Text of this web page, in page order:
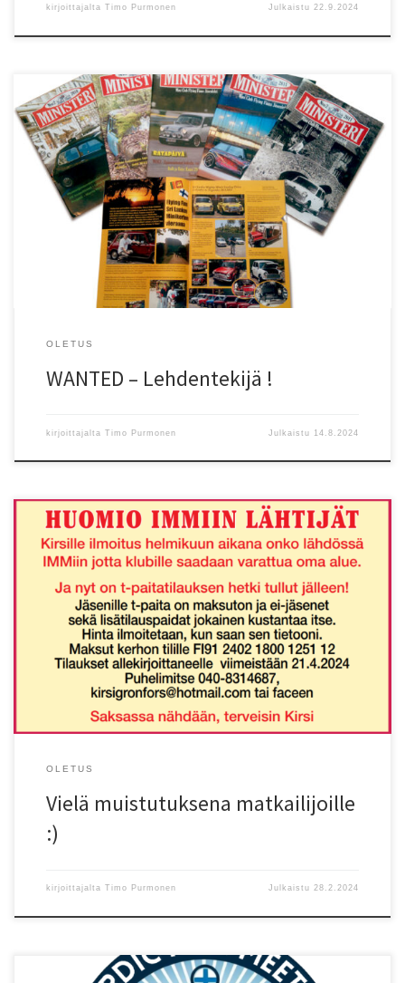
kirjoittajalta Timo Purmonen Julkaistu22.9.2024
Haetaan taittajaa Ministeriin! Etsimme innokasta ja osaavaa (tai
oppikykyistä) taittavaa klubimme lehteen. Tehtäviisi kuuluu
pääasiallisesti lehden sisällön taitto, mutta muitakin asioita voi
ottaa hoidettavakseen lehden osalta. Edellytämme: Halukkuutta
taittaa lehteä Ymmärrystä aikataulujen päälle Oman näkemyksen
esille tuominen on plussaa Mikäli yhtään, siis yhtään, vaikka ihan
pikkuriikkisen kiinnostuit, niin pistähän pikaisesti […]
OLETUS
WANTED – Lehdentekijä !
kirjoittajalta Timo Purmonen Julkaistu 14.8.2024
Tapahtumasivu Facebook-ryhmä jäsenille
OLETUS
Vielä muistutuksena matkailijoille
:)
kirjoittajalta Timo Purmonen Julkaistu28.2.2024